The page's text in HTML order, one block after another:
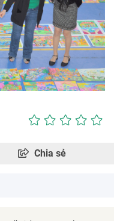
Chia sẻ